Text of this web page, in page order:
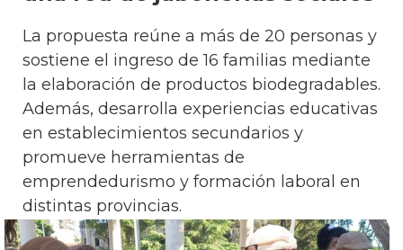
La propuesta reúne a más de 20 personas y
sostiene el ingreso de 16 familias mediante
la elaboración de productos biodegradables.
Además, desarrolla experiencias educativas
en establecimientos secundarios y
promueve herramientas de
emprendedurismo y formación laboral en
distintas provincias.